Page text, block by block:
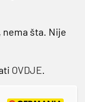
nema šta. Nije
OVDJE.